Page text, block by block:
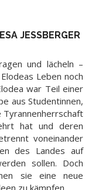
JESSBERGER
und lächeln –
Leben noch
war Teil einer
aus Studentinnen,
Tyrannenherrschaft
hat und deren
voneinander
des Landes auf
sollen. Doch
sie eine neue
zu kämpfen.